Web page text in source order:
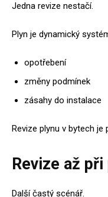
Jedna revize nestačí.
Plyn je dynamický
opotřebení
změny podmínek
zásahy do instalace
Revize plynu v bytech je
Revize až
Další častý scénář.